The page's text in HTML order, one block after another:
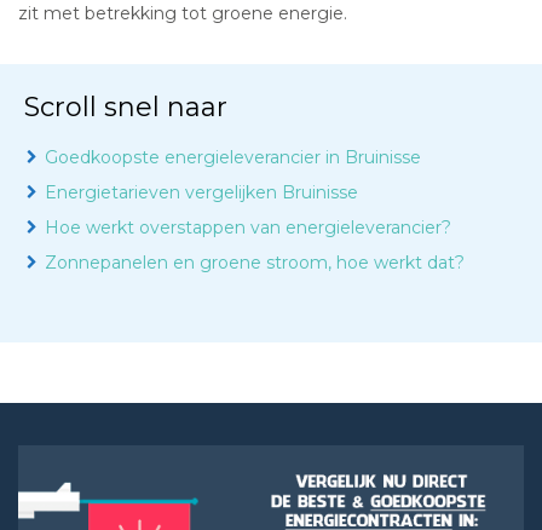
zit met betrekking tot groene energie.
Scroll snel naar
Goedkoopste energieleverancier in Bruinisse
Energietarieven vergelijken Bruinisse
Hoe werkt overstappen van energieleverancier?
Zonnepanelen en groene stroom, hoe werkt dat?